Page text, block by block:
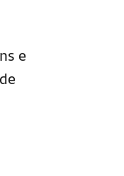
e